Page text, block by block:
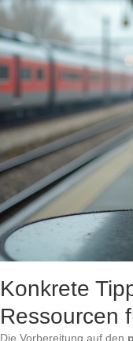
Konkrete
Ressourcen
Die Vorbereitung auf den